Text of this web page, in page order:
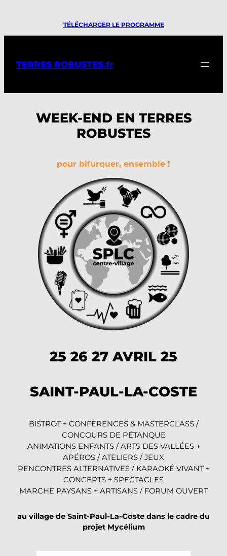
au
TÉLÉCHARGER LE PROGRAMME
TERRES ROBUSTES.fr
WEEK-END EN TERRES
ROBUSTES
pour bifurquer, ensemble !
25 26 27 AVRIL 25
SAINT-PAUL-LA-COSTE
BISTROT + CONFÉRENCES & MASTERCLASS /
CONCOURS DE PÉTANQUE
ANIMATIONS ENFANTS / ARTS DES VALLÉES +
APÉROS / ATELIERS / JEUX
RENCONTRES ALTERNATIVES / KARAOKÉ VIVANT +
CONCERTS + SPECTACLES
MARCHÉ PAYSANS + ARTISANS / FORUM OUVERT
au village de Saint-Paul-La-Coste dans le cadre du
projet Mycélium